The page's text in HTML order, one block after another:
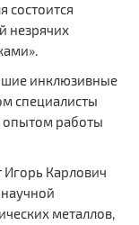
состоится
незрячих
инклюзивные
специалисты
опытом работы
Игорь Карлович
металлов,